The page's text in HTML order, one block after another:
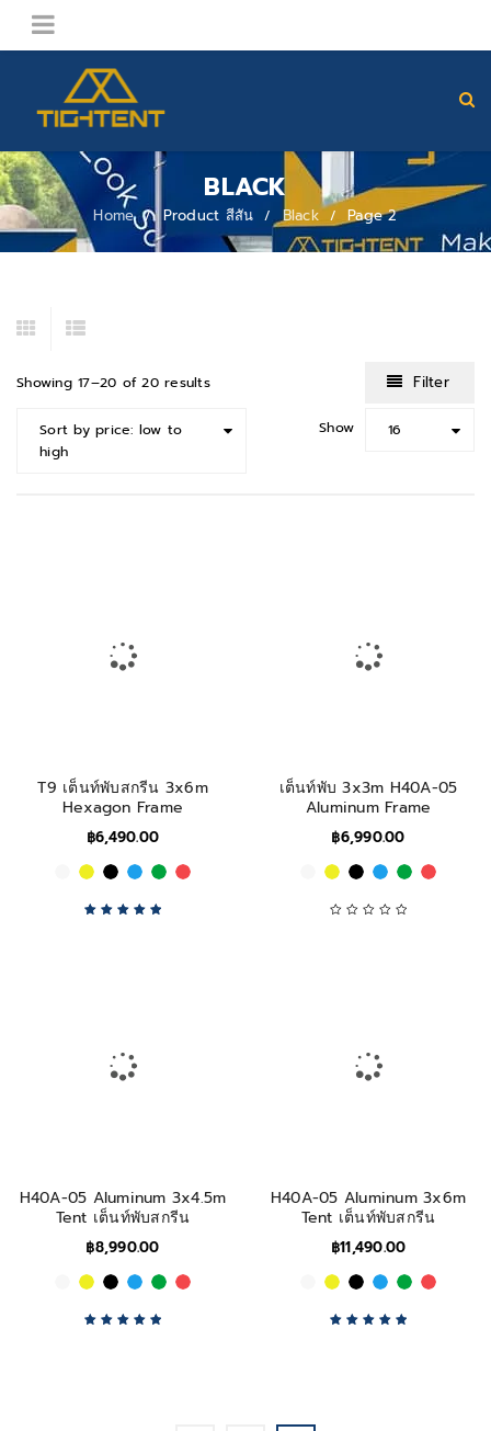
BLACK
Home / Product สีสัน / Black / Page 2
Showing 17–20 of 20 results Filter
Sort by price: low to
high
Show 16
T9 เต็นท์พับสกรีน 3x6m
Hexagon Frame
฿6,490.00
เต็นท์พับ 3x3m H40A-05
Aluminum Frame
฿6,990.00
H40A-05 Aluminum 3x4.5m
Tent เต็นท์พับสกรีน
฿8,990.00
H40A-05 Aluminum 3x6m
Tent เต็นท์พับสกรีน
฿11,490.00